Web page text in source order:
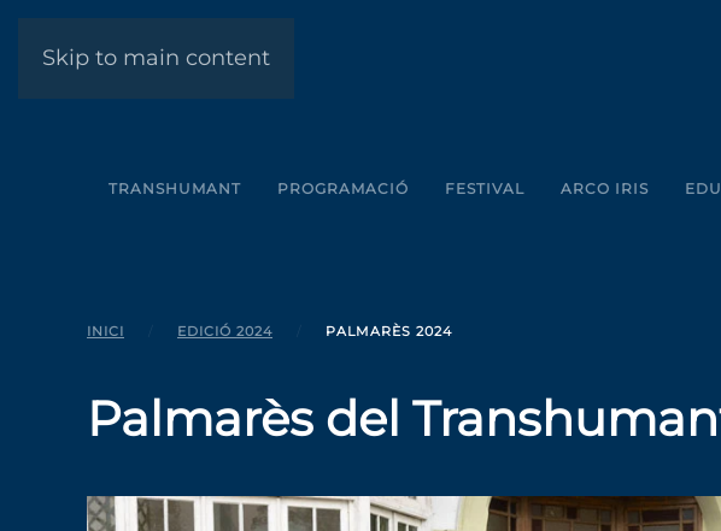
Skip to main content
TRANSHUMANT PROGRAMACIÓ FESTIVAL ARCO IRIS
INICI EDICIÓ 2024 PALMARÈS 2024
Palmarès del